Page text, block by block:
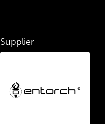
Supplier